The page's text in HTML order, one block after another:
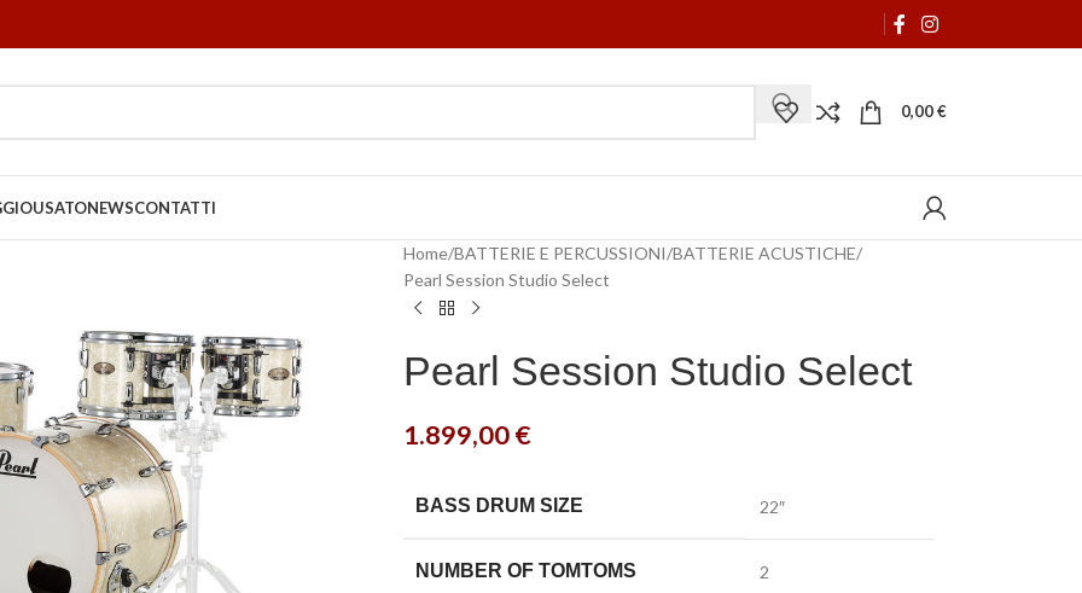
0,00€
USATONEWSCONTATTI
Home BATTERIE E PERCUSSIONI BATTERIE ACUSTICHE
Pearl Session Studio Select
Pearl Session Studio Select
1.899,00€
BASS DRUM SIZE 22″
NUMBER OF TOMTOMS 2